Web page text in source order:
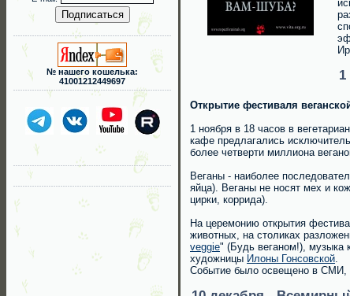
№ нашего кошелька:
41001212449697
Открытие фестиваля
1 ноября в 18 часов в
кафе предлагались
более четверти миллиона
Веганы - наиболее
яйца). Веганы не носят мех и
цирки, коррида).
На церемонию открытия
животных, на столиках
veggie" (Будь веганом!), музыка
художницы Илоны Гонсовской.
Событие было освещено в СМИ,